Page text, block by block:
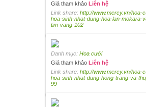
Giá tham khảo Liên hệ
Link share: http://www.mercy.vn/hoa-
hoa-sinh-nhat-dung-hoa-lan-mokara-
tim-vang-102
Danh mục: Hoa cưới
Giá tham khảo Liên hệ
Link share: http://www.mercy.vn/hoa-
hoa-sinh-nhat-dung-hong-trang-va-
99